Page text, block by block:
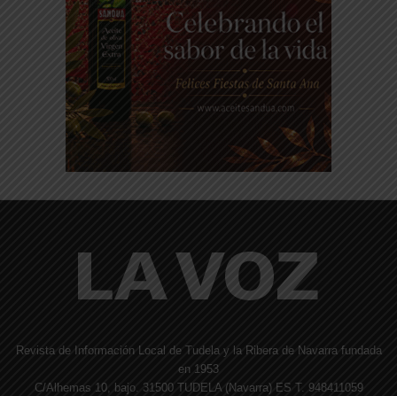
Revista de Información Local de Tudela y la Ribera de Navarra fundada
en 1953
C/Alhemas 10, bajo. 31500 TUDELA (Navarra) ES T. 948411059